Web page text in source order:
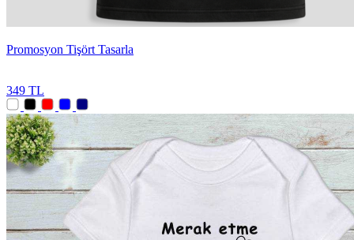
Promosyon Tişört Tasarla
349 TL